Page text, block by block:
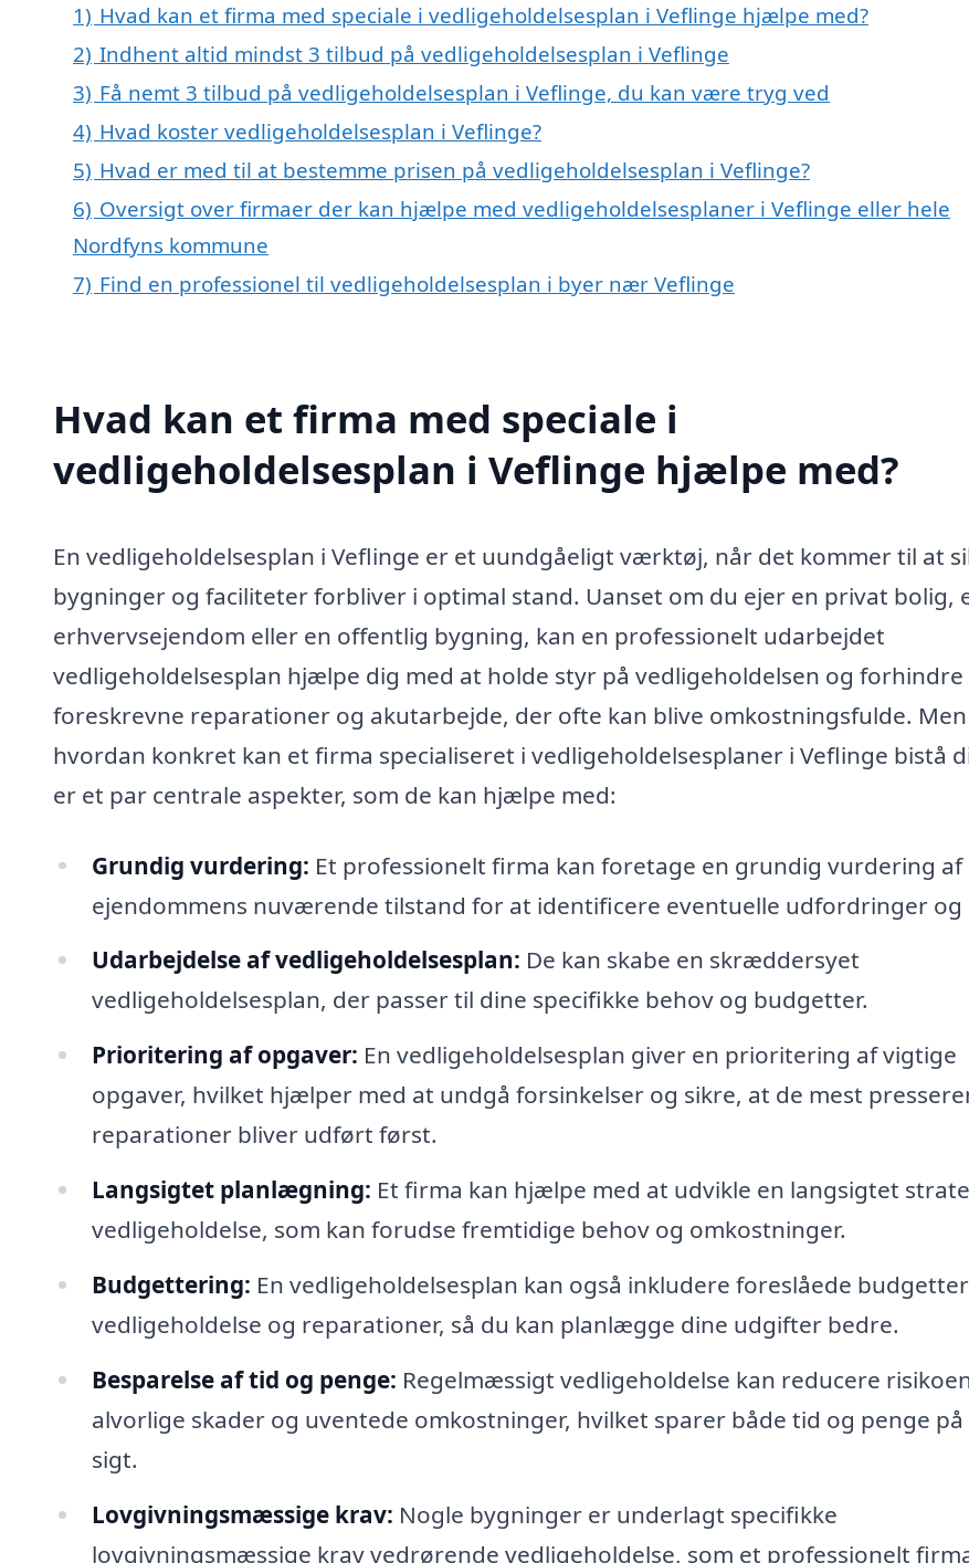
1) Hvad kan et firma med speciale i vedligeholdelsesplan i Veflinge hjælpe med?
2) Indhent altid mindst 3 tilbud på vedligeholdelsesplan i Veflinge
3) Få nemt 3 tilbud på vedligeholdelsesplan i Veflinge, du kan være tryg ved
4) Hvad koster vedligeholdelsesplan i Veflinge?
5) Hvad er med til at bestemme prisen på vedligeholdelsesplan i Veflinge?
6) Oversigt over firmaer der kan hjælpe med vedligeholdelsesplaner i Veflinge eller hele
Nordfyns kommune
7) Find en professionel til vedligeholdelsesplan i byer nær Veflinge
Hvad kan et firma med speciale i
vedligeholdelsesplan i Veflinge hjælpe med?
En vedligeholdelsesplan i Veflinge er et uundgåeligt værktøj, når det kommer til at
bygninger og faciliteter forbliver i optimal stand. Uanset om du ejer en privat bolig,
erhvervsejendom eller en offentlig bygning, kan en professionelt udarbejdet
vedligeholdelsesplan hjælpe dig med at holde styr på vedligeholdelsen og forhindre
foreskrevne reparationer og akutarbejde, der ofte kan blive omkostningsfulde. Men
hvordan konkret kan et firma specialiseret i vedligeholdelsesplaner i Veflinge bistå
er et par centrale aspekter, som de kan hjælpe med:
Grundig vurdering: Et professionelt firma kan foretage en grundig vurdering af
ejendommens nuværende tilstand for at identificere eventuelle udfordringer og
Udarbejdelse af vedligeholdelsesplan: De kan skabe en skræddersyet
vedligeholdelsesplan, der passer til dine specifikke behov og budgetter.
Prioritering af opgaver: En vedligeholdelsesplan giver en prioritering af vigtige
opgaver, hvilket hjælper med at undgå forsinkelser og sikre, at de mest
reparationer bliver udført først.
Langsigtet planlægning: Et firma kan hjælpe med at udvikle en langsigtet
vedligeholdelse, som kan forudse fremtidige behov og omkostninger.
Budgettering: En vedligeholdelsesplan kan også inkludere foreslåede
vedligeholdelse og reparationer, så du kan planlægge dine udgifter bedre.
Besparelse af tid og penge: Regelmæssigt vedligeholdelse kan reducere
alvorlige skader og uventede omkostninger, hvilket sparer både tid og penge på
sigt.
Lovgivningsmæssige krav: Nogle bygninger er underlagt specifikke
lovgivningsmæssige krav vedrørende vedligeholdelse, som et professionelt